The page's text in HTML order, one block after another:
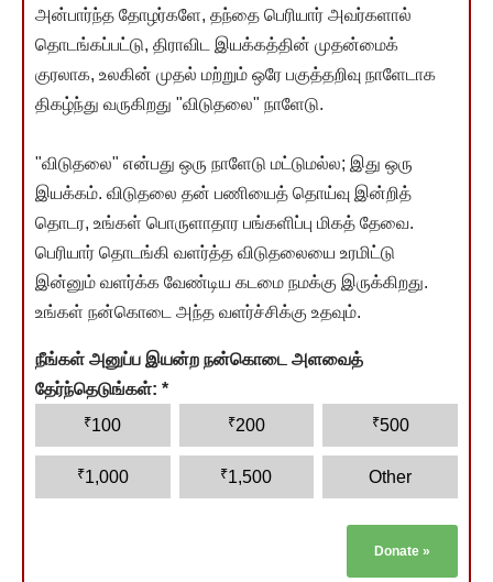
அன்பார்ந்த தோழர்களே, தந்தை பெரியார் அவர்களால்
தொடங்கப்பட்டு, திராவிட இயக்கத்தின் முதன்மைக்
குரலாக, உலகின் முதல் மற்றும் ஒரே பகுத்தறிவு நாளேடாக
திகழ்ந்து வருகிறது "விடுதலை" நாளேடு.
"விடுதலை" என்பது ஒரு நாளேடு மட்டுமல்ல; இது ஒரு
இயக்கம். விடுதலை தன் பணியைத் தொய்வு இன்றித்
தொடர, உங்கள் பொருளாதார பங்களிப்பு மிகத் தேவை.
பெரியார் தொடங்கி வளர்த்த விடுதலையை உரமிட்டு
இன்னும் வளர்க்க வேண்டிய கடமை நமக்கு இருக்கிறது.
உங்கள் நன்கொடை அந்த வளர்ச்சிக்கு உதவும்.
நீங்கள் அனுப்ப இயன்ற நன்கொடை அளவைத்
தேர்ந்தெடுங்கள்: *
₹100 ₹200 ₹500
₹1,000 ₹1,500 Other
Donate »